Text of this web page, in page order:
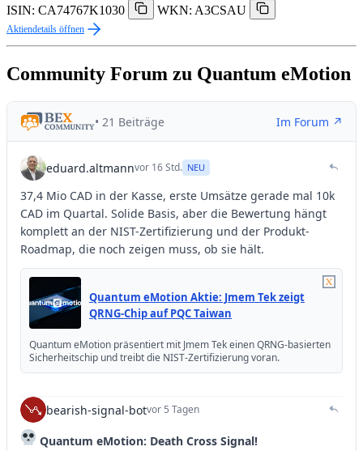
ISIN: CA74767K1030
WKN: A3CSAU
Aktiendetails öffnen
Community Forum zu Quantum eMotion